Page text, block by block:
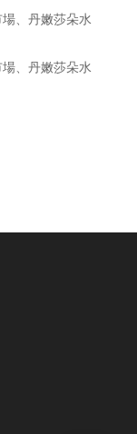
、丹嫩莎朵水
、丹嫩莎朵水